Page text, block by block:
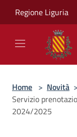
Regione Liguria
Home > Novità >
Servizio
2024/2025